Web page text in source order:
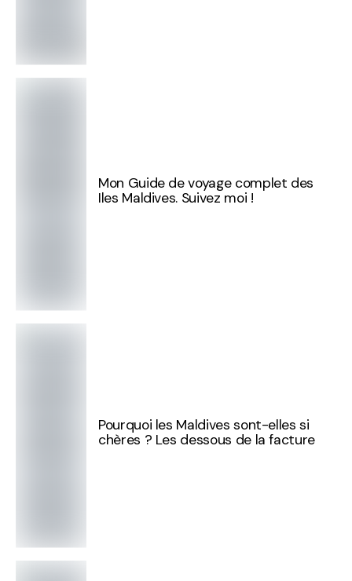
Mon Guide de voyage complet des
Iles Maldives. Suivez moi !
Pourquoi les Maldives sont-elles si
chères ? Les dessous de la facture